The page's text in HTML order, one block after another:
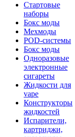
Стартовые
наборы
Бокс моды
Мехмоды
POD-системы
Бокс моды
Одноразовые
электронные
сигареты
Жидкости для
vape
Конструкторы
жидкостей
Испарители,
картриджи,